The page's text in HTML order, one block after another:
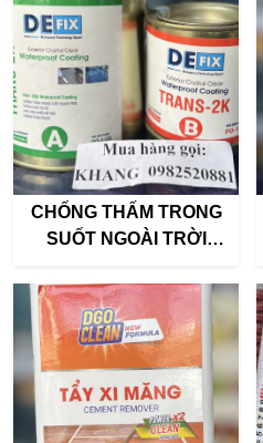
CHỐNG THẤM TRONG
SUỐT NGOÀI TRỜI
900ml)